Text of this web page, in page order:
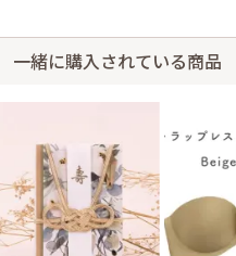
一緒に購入されている商品